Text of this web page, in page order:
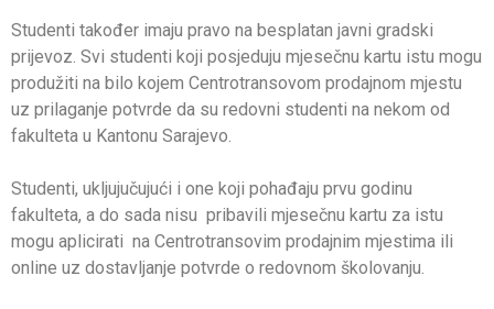
Studenti također imaju pravo na besplatan javni gradski
prijevoz. Svi studenti koji posjeduju mjesečnu kartu istu mogu
produžiti na bilo kojem Centrotransovom prodajnom mjestu
uz prilaganje potvrde da su redovni studenti na nekom od
fakulteta u Kantonu Sarajevo.
Studenti, ukljujučujući i one koji pohađaju prvu godinu
fakulteta, a do sada nisu pribavili mjesečnu kartu za istu
mogu aplicirati na Centrotransovim prodajnim mjestima ili
online uz dostavljanje potvrde o redovnom školovanju.